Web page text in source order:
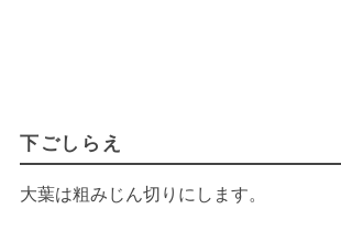
下ごしらえ
大葉は粗みじん切りにします。